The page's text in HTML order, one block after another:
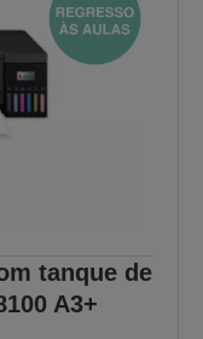
tanque de
A3+